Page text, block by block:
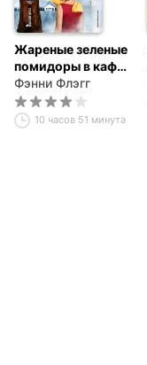
Жареные зеленые
помидоры в кафе
«Полустанок»
Фэнни Флэгг
10 часов 51 минута